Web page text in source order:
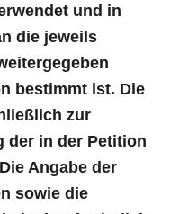
und in
die jeweils
bestimmt ist. Die
zur
der in der Petition
Angabe der
sowie die